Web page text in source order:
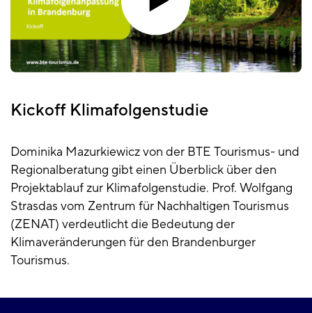
Kickoff Klimafolgenstudie
Dominika Mazurkiewicz von der BTE Tourismus- und
Regionalberatung gibt einen Überblick über den
Projektablauf zur Klimafolgenstudie. Prof. Wolfgang
Strasdas vom Zentrum für Nachhaltigen Tourismus
(ZENAT) verdeutlicht die Bedeutung der
Klimaveränderungen für den Brandenburger
Tourismus.